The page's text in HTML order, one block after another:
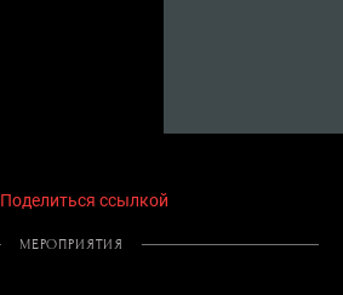
Поделиться ссылкой
МЕРОПРИЯТИЯ